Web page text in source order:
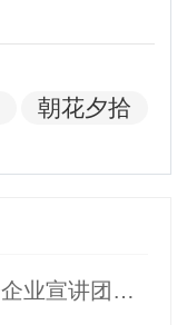
朝花夕拾
牛冲受聘郑州大学生社会企业宣讲团讲师